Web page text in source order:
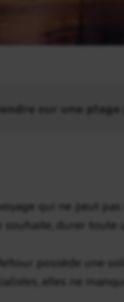
sur une
qui ne peut
souhaite, durer
possède une
elles ne